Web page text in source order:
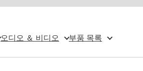
오디오 ＆ 비디오 부품 목록